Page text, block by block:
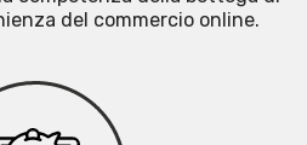
del commercio online.